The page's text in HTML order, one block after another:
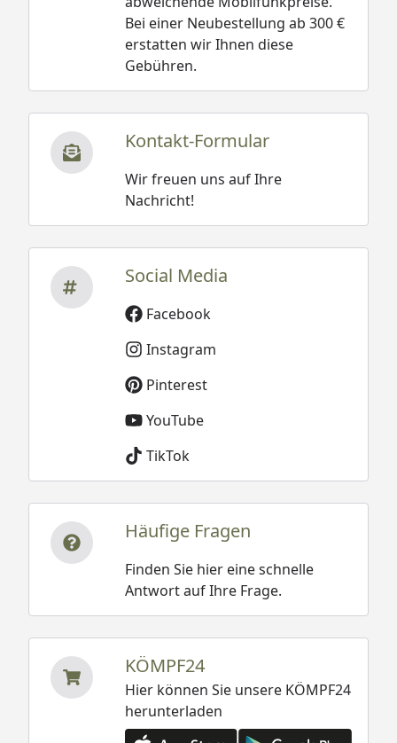
Bei einer Neubestellung ab 300 €
erstatten wir Ihnen diese
Gebühren.
Kontakt-Formular
Wir freuen uns auf Ihre
Nachricht!
Social Media
Facebook
Instagram
Pinterest
YouTube
TikTok
Häufige Fragen
Finden Sie hier eine schnelle
Antwort auf Ihre Frage.
KÖMPF24
Hier können Sie unsere KÖMPF24
herunterladen